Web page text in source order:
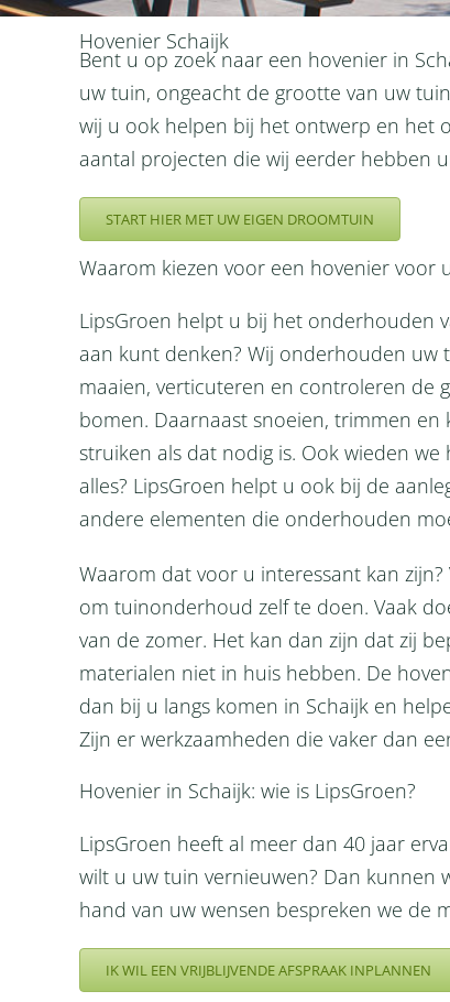
Hovenier Schaijk
Bent u op zoek naar een hovenier in
uw tuin, ongeacht de grootte van uw
wij u ook helpen bij het ontwerp en het
aantal projecten die wij eerder hebben
START HIER MET UW EIGEN DROOMTUIN
Waarom kiezen voor een hovenier voor
LipsGroen helpt u bij het onderhouden
aan kunt denken? Wij onderhouden uw
maaien, verticuteren en controleren de
bomen. Daarnaast snoeien, trimmen
struiken als dat nodig is. Ook wieden
alles? LipsGroen helpt u ook bij de
andere elementen die onderhouden
Waarom dat voor u interessant kan
om tuinonderhoud zelf te doen. Vaak
van de zomer. Het kan dan zijn dat zij
materialen niet in huis hebben. De
dan bij u langs komen in Schaijk en
Zijn er werkzaamheden die vaker dan
Hovenier in Schaijk: wie is LipsGroen?
LipsGroen heeft al meer dan 40 jaar
wilt u uw tuin vernieuwen? Dan kunnen
hand van uw wensen bespreken we de
IK WIL EEN VRIJBLIJVENDE AFSPRAAK INPLANNEN